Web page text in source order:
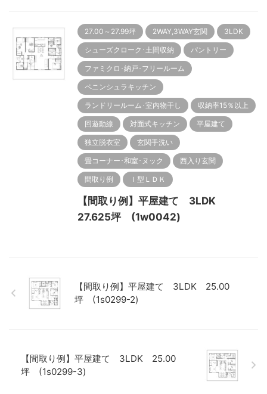
27.00～27.99坪 2WAY,3WAY玄関 3LDK
シューズクローク･土間収納 パントリー
ファミクロ･納戸･フリールーム
ペニンシュラキッチン
ランドリールーム･室内物干し 収納率15％以上
回遊動線 対面式キッチン 平屋建て
独立脱衣室 玄関手洗い
畳コーナー･和室･ヌック 西入り玄関
間取り例 Ｉ型ＬＤＫ
【間取り例】平屋建て 3LDK
27.625坪 (1w0042)
【間取り例】平屋建て 3LDK 25.00
坪 (1s0299-2)
【間取り例】平屋建て 3LDK 25.00
坪 (1s0299-3)